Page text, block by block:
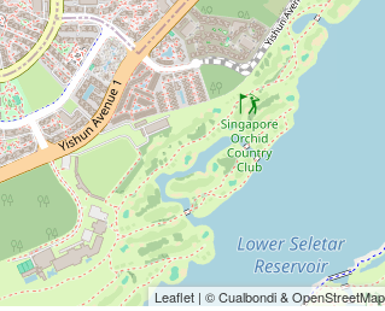
Leaflet | © Cualbondi &